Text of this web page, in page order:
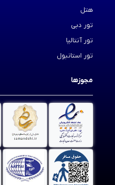
هتل
تور دبی
تور آنتالیا
تور استانبول
مجوزها